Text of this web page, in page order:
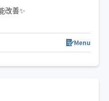
改善✨
と向き合い
Menu